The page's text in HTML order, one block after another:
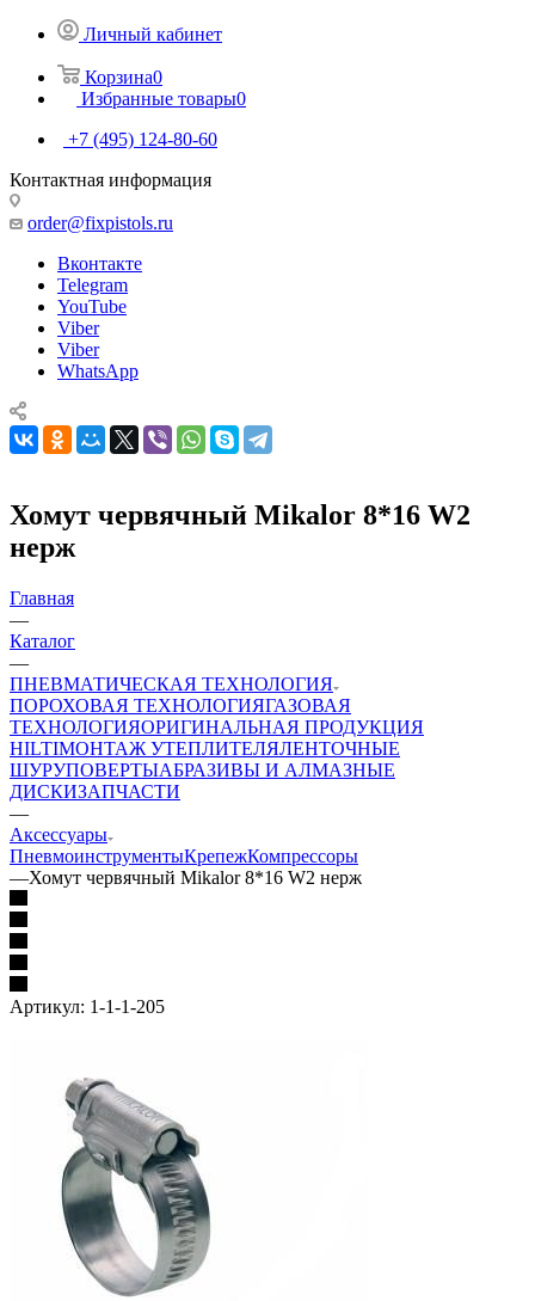
Личный кабинет
Корзина0
Избранные товары0
+7 (495) 124-80-60
Контактная информация
order@fixpistols.ru
Вконтакте
Telegram
YouTube
Viber
Viber
WhatsApp
Хомут червячный Mikalor 8*16 W2
нерж
Главная
—
Каталог
—
ПНЕВМАТИЧЕСКАЯ ТЕХНОЛОГИЯ
ПОРОХОВАЯ ТЕХНОЛОГИЯГАЗОВАЯ
ТЕХНОЛОГИЯОРИГИНАЛЬНАЯ ПРОДУКЦИЯ
HILTIМОНТАЖ УТЕПЛИТЕЛЯЛЕНТОЧНЫЕ
ШУРУПОВЕРТЫАБРАЗИВЫ И АЛМАЗНЫЕ
ДИСКИЗАПЧАСТИ
—
Аксессуары
ПневмоинструментыКрепежКомпрессоры
—Хомут червячный Mikalor 8*16 W2 нерж
Артикул: 1-1-1-205